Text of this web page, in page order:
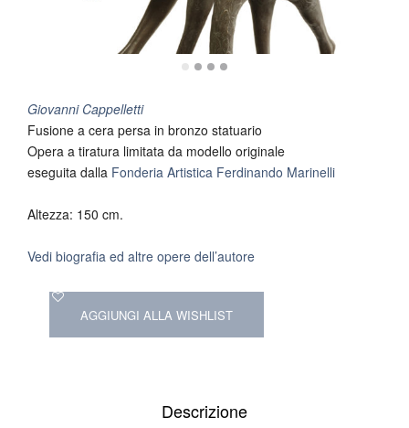
Giovanni Cappelletti
Fusione a cera persa in bronzo statuario
Opera a tiratura limitata da modello originale
eseguita dalla Fonderia Artistica Ferdinando Marinelli
Altezza: 150 cm.
Vedi biografia ed altre opere dell’autore
AGGIUNGI ALLA WISHLIST
Descrizione